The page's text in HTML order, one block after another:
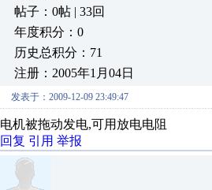
帖子：0帖 | 33回
年度积分：0
历史总积分：71
注册：2005年1月04日
发表于：2009-12-09 23:49:47
电机被拖动发电,可用放电电阻
回复 引用 举报